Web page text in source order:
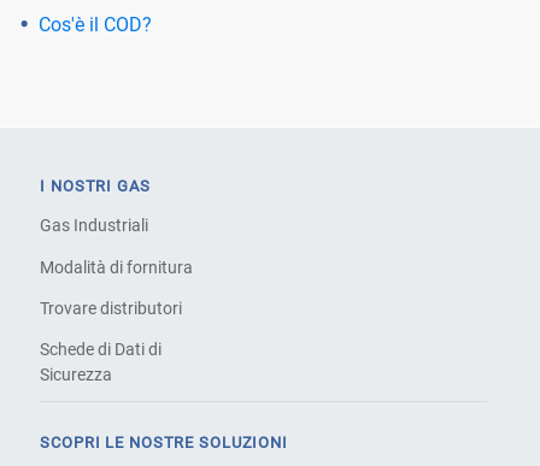
Cos'è il COD?
I NOSTRI GAS
Gas Industriali
Modalità di fornitura
Trovare distributori
Schede di Dati di
Sicurezza
SCOPRI LE NOSTRE SOLUZIONI